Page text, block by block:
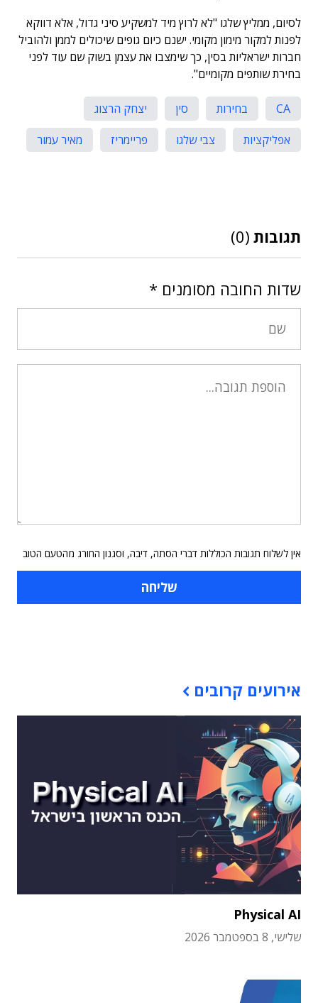
לסיום, ממליץ שלגו "לא לרוץ מיד למשקיע סיני גדול, אלא דווקא
לפנות למקור מימון מקומי. ישנם כיום גופים שיכולים לממן ולהוביל
חברות ישראליות בסין, כך שימצבו את עצמן בשוק שם עוד לפני
בחירת שותפים מקומיים".
CA בחירות סין
יצחק הרצוג
אפליקציות
צבי שלגו פריימריז מאיר עמור
תגובות (0)
שדות החובה מסומנים *
אין לשלוח תגובות הכוללות דברי הסתה, דיבה, וסגנון החורג מהטעם הטוב
אירועים קרובים
Physical AI
שלישי, 8 בספטמבר 2026